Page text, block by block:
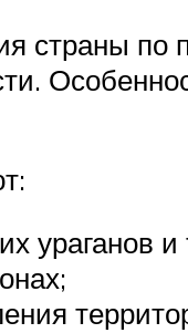
страны
ураганов